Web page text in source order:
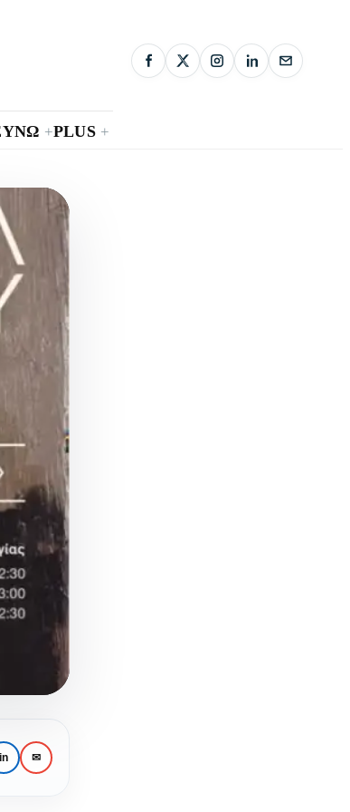
+PLUS +
in ✉